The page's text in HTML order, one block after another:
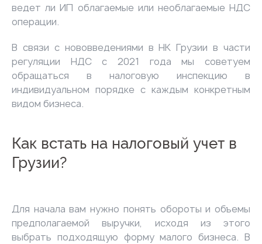
ведет ли ИП облагаемые или необлагаемые НДС
операции.
В связи с нововведениями в НК Грузии в части
регуляции НДС с 2021 года мы советуем
обращаться в налоговую инспекцию в
индивидуальном порядке с каждым конкретным
видом бизнеса.
Как встать на налоговый учет в
Грузии?
Для начала вам нужно понять обороты и объемы
предполагаемой выручки, исходя из этого
выбрать подходящую форму малого бизнеса. В